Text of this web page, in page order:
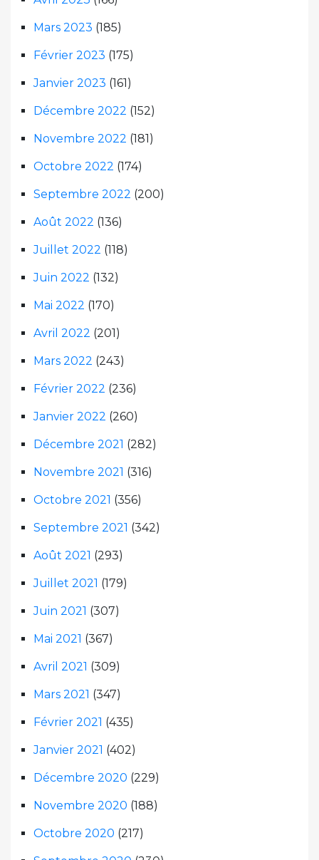
Mars 2023 (185)
Février 2023 (175)
Janvier 2023 (161)
Décembre 2022 (152)
Novembre 2022 (181)
Octobre 2022 (174)
Septembre 2022 (200)
Août 2022 (136)
Juillet 2022 (118)
Juin 2022 (132)
Mai 2022 (170)
Avril 2022 (201)
Mars 2022 (243)
Février 2022 (236)
Janvier 2022 (260)
Décembre 2021 (282)
Novembre 2021 (316)
Octobre 2021 (356)
Septembre 2021 (342)
Août 2021 (293)
Juillet 2021 (179)
Juin 2021 (307)
Mai 2021 (367)
Avril 2021 (309)
Mars 2021 (347)
Février 2021 (435)
Janvier 2021 (402)
Décembre 2020 (229)
Novembre 2020 (188)
Octobre 2020 (217)